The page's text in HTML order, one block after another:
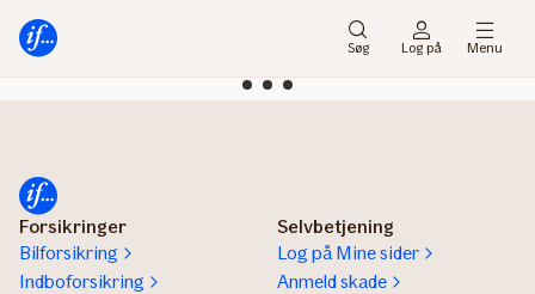
Søg Log på Menu
Forsikringer
Bilforsikring
Indboforsikring
Selvbetjening
Log på Mine sider
Anmeld skade